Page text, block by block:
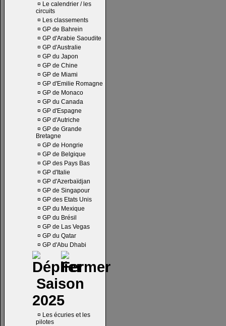
¤ Le calendrier / les
circuits
¤ Les classements
¤ GP de Bahrein
¤ GP d'Arabie Saoudite
¤ GP d'Australie
¤ GP du Japon
¤ GP de Chine
¤ GP de Miami
¤ GP d'Emilie Romagne
¤ GP de Monaco
¤ GP du Canada
¤ GP d'Espagne
¤ GP d'Autriche
¤ GP de Grande
Bretagne
¤ GP de Hongrie
¤ GP de Belgique
¤ GP des Pays Bas
¤ GP d'Italie
¤ GP d'Azerbaïdjan
¤ GP de Singapour
¤ GP des Etats Unis
¤ GP du Mexique
¤ GP du Brésil
¤ GP de Las Vegas
¤ GP du Qatar
¤ GP d'Abu Dhabi
Saison
2025
¤ Les écuries et les
pilotes